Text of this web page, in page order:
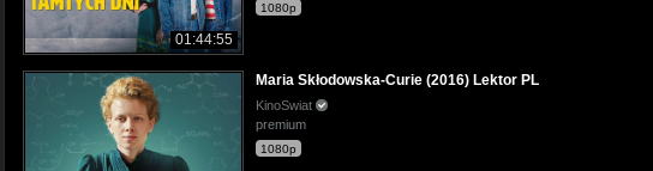
01:44:55
1080p
Maria Skłodowska-Curie (2016) Lektor PL
KinoSwiat
premium
1080p